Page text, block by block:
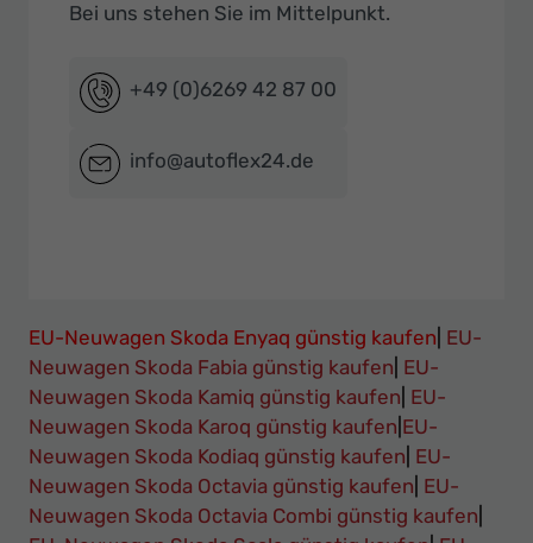
Bei uns stehen Sie im Mittelpunkt.
+49 (0)6269 42 87 00
info@autoflex24.de
EU-Neuwagen Skoda Enyaq günstig kaufen EU-
Neuwagen Skoda Fabia günstig kaufen EU-
Neuwagen Skoda Kamiq günstig kaufen EU-
Neuwagen Skoda Karoq günstig kaufen EU-
Neuwagen Skoda Kodiaq günstig kaufen EU-
Neuwagen Skoda Octavia günstig kaufen EU-
Neuwagen Skoda Octavia Combi günstig kaufen